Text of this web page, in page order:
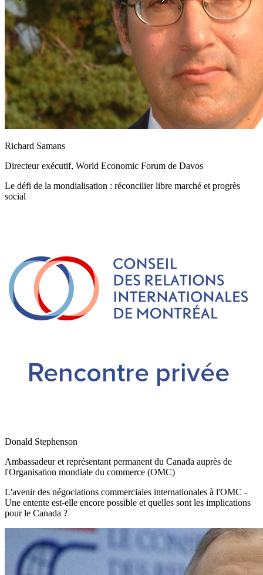
Richard Samans
Directeur exécutif, World Economic Forum de Davos
Le défi de la mondialisation : réconcilier libre marché et progrès
social
Donald Stephenson
Ambassadeur et représentant permanent du Canada auprès de
l'Organisation mondiale du commerce (OMC)
L'avenir des négociations commerciales internationales à l'OMC -
Une entente est-elle encore possible et quelles sont les implications
pour le Canada ?